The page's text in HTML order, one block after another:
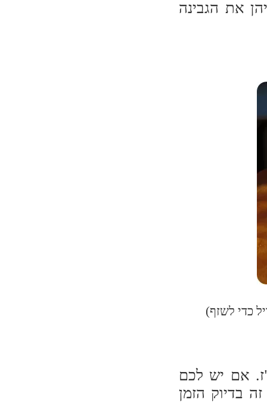
את הגבינה
כדי לשזף)
אם יש לכם
בדיוק הזמן